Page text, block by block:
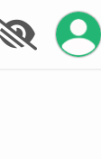
إدارة حسابك